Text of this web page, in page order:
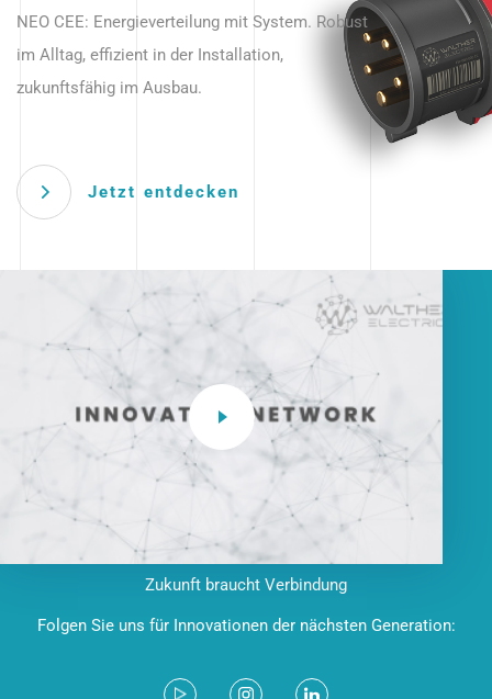
beginnt hier.
NEO CEE: Energieverteilung mit System. Robust
im Alltag, effizient in der Installation,
zukunftsfähig im Ausbau.
Jetzt entdecken
Anwendungen – robust, IP-geschützt und
zukunftsfähig.
Zukunft braucht Verbindung
Folgen Sie uns für Innovationen der nächsten Generation: